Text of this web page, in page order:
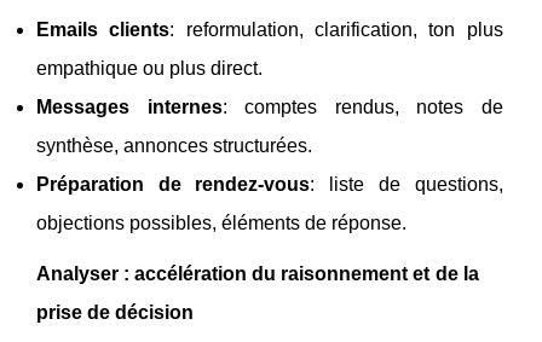
Emails clients: reformulation, clarification, ton plus
empathique ou plus direct.
Messages internes: comptes rendus, notes de
synthèse, annonces structurées.
Préparation de rendez-vous: liste de questions,
objections possibles, éléments de réponse.
Analyser : accélération du raisonnement et de la
prise de décision